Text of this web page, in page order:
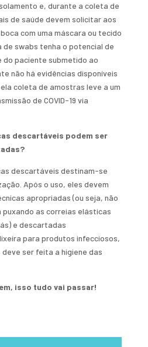
e, durante a coleta de
de saúde devem solicitar aos
com uma máscara ou tecido
de swabs tenha o potencial de
paciente submetido ao
não há evidências disponíveis
coleta de amostras leve a um
de COVID-19 via
descartáveis podem ser
descartáveis destinam-se
Após o uso, eles devem
apropriadas (ou seja, não
as correias elásticas
e descartadas
para produtos infecciosos,
ser feita a higiene das
isso tudo vai passar!